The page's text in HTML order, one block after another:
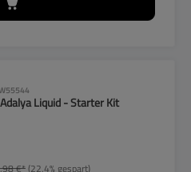
Liquid - Starter Kit
€*(22.4% gespart)